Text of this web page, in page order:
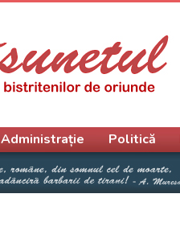
Administrație Politică